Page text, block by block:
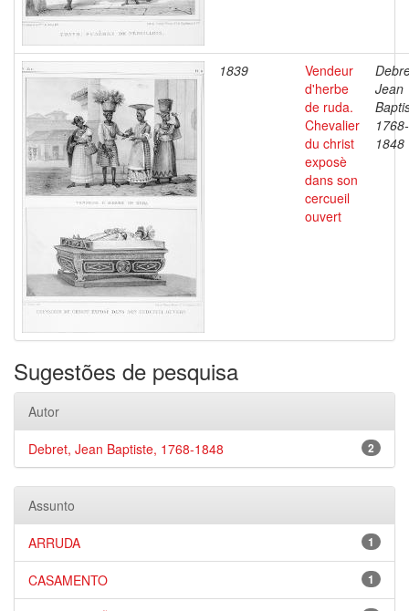
1839
Vendeur
d'herbe
de ruda.
Chevalier
du christ
exposè
dans son
cercueil
ouvert
Jean
1768-
1848
Sugestões de pesquisa
Autor
2
Debret, Jean Baptiste, 1768-1848
Assunto
1
ARRUDA
1
CASAMENTO